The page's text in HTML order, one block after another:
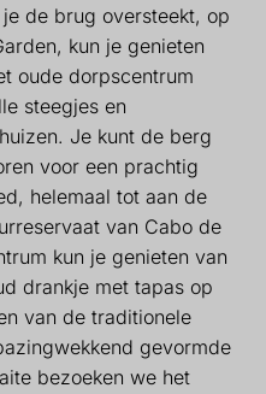
de brug oversteekt, op
kun je genieten
oude dorpscentrum
steegjes en
Je kunt de berg
voor een prachtig
helemaal tot aan de
van Cabo de
kun je genieten van
drankje met tapas op
van de traditionele
gevormde
bezoeken we het